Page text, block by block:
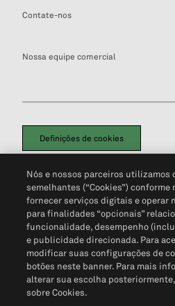
Contate-nos
Nossa equipe comercial
Definições de cookies
Política de PrivacidadePortal de
Não Venda Minhas Informações
Nós e nossos parceiros utilizamos
semelhantes (“Cookies”) conforme
fornecer serviços digitais e operar
para finalidades “opcionais”
funcionalidade, desempenho
e publicidade direcionada. Para
modificar suas configurações de
botões neste banner. Para mais
alterar sua escolha
sobre Cookies.